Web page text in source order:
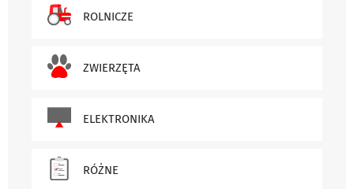
ROLNICZE
ZWIERZĘTA
ELEKTRONIKA
RÓŻNE